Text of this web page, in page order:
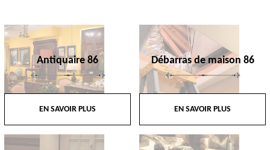
Antiquaire 86
EN SAVOIR PLUS
Débarras de maison 86
EN SAVOIR PLUS